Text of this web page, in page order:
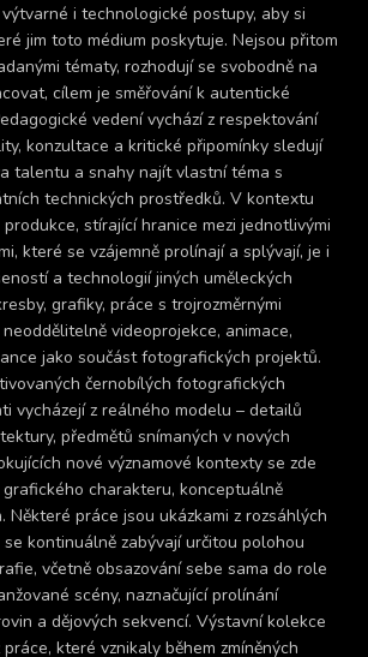
i technologické postupy, aby si
jim toto médium poskytuje. Nejsou přitom
tématy, rozhodují se svobodně na
cílem je směřování k autentické
vedení vychází z respektování
konzultace a kritické připomínky sledují
talentu a snahy najít vlastní téma s
technických prostředků. V kontextu
stírající hranice mezi jednotlivými
které se vzájemně prolínají a splývají, je i
a technologií jiných uměleckých
grafiky, práce s trojrozměrnými
videoprojekce, animace,
jako součást fotografických projektů.
černobílých fotografických
vycházejí z reálného modelu – detailů
předmětů snímaných v nových
nové významové kontexty se zde
grafického charakteru, konceptuálně
Některé práce jsou ukázkami z rozsáhlých
kontinuálně zabývají určitou polohou
včetně obsazování sebe sama do role
scény, naznačující prolínání
a dějových sekvencí. Výstavní kolekce
které vznikaly během zmíněných